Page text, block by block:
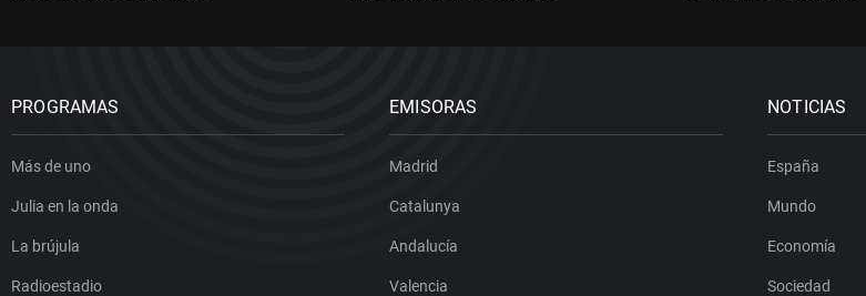
PROGRAMAS
Más de uno
Julia en la onda
La brújula
Radioestadio
EMISORAS
Madrid
Catalunya
Andalucía
Valencia
NOTICIAS
España
Mundo
Economía
Sociedad